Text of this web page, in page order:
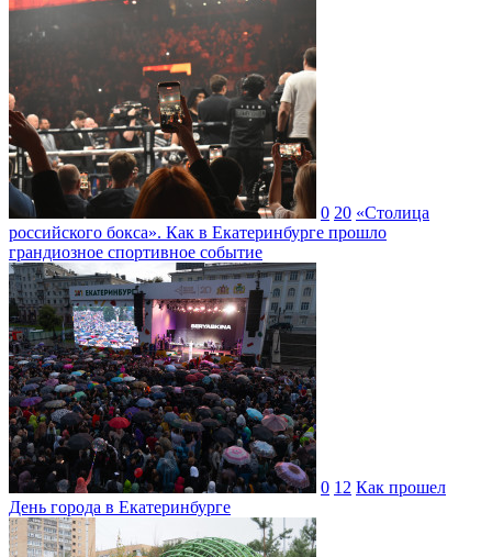
0 20 «Столица
российского бокса». Как в Екатеринбурге прошло
грандиозное спортивное событие
0 12 Как прошел
День города в Екатеринбурге